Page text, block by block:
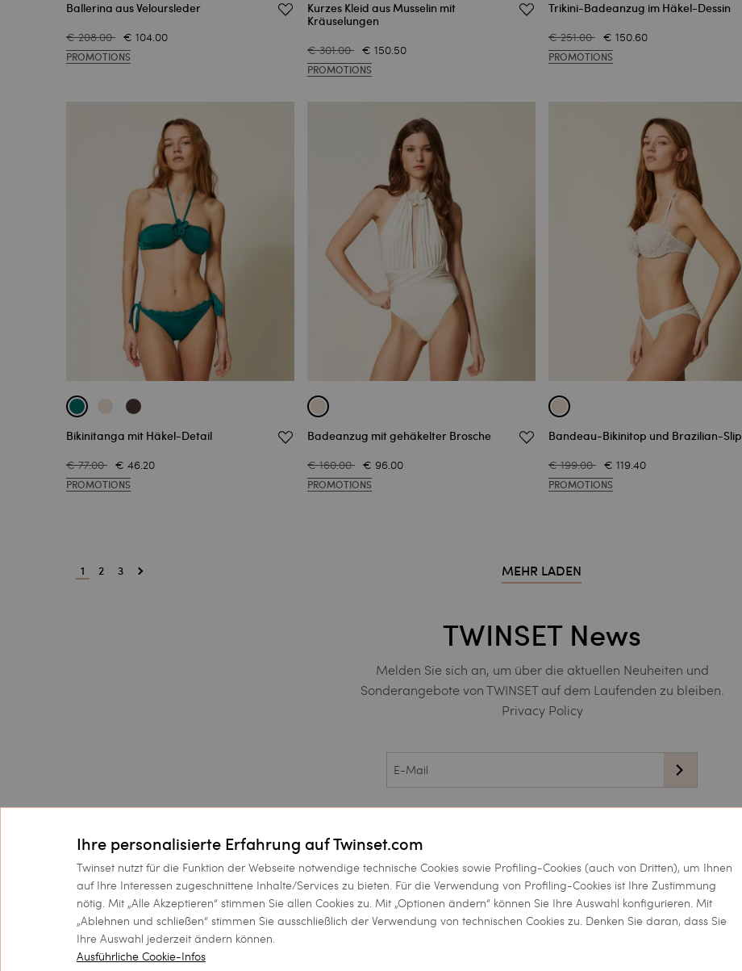
Ihre personalisierte Erfahrung auf Twinset.com
Twinset nutzt für die Funktion der Webseite notwendige technische Cookies sowie Profiling-Cookies (auch von Dritten), um Ihnen
auf Ihre Interessen zugeschnittene Inhalte/Services zu bieten. Für die Verwendung von Profiling-Cookies ist Ihre Zustimmung
nötig. Mit „Alle Akzeptieren“ stimmen Sie allen Cookies zu. Mit „Optionen ändern“ können Sie Ihre Auswahl konfigurieren. Mit
„Ablehnen und schließen“ stimmen Sie ausschließlich der Verwendung von technischen Cookies zu. Denken Sie daran, dass Sie
Ihre Auswahl jederzeit ändern können.
Ausführliche Cookie-Infos
Ballerina aus Veloursleder
€ 208.00 € 104.00
PROMOTIONS
Kurzes Kleid aus Musselin mit
Kräuselungen
€ 301.00 € 150.50
PROMOTIONS
Trikini-Badeanzug im Häkel-Dessin
€ 251.00 € 150.60
PROMOTIONS
Bikinitanga mit Häkel-Detail
€ 77.00 € 46.20
PROMOTIONS
Badeanzug mit gehäkelter Brosche
€ 160.00 € 96.00
PROMOTIONS
Bandeau-Bikinitop und Brazilian-Slip
€ 199.00 € 119.40
PROMOTIONS
1 2 3 MEHR LADEN
TWINSET News
Melden Sie sich an, um über die aktuellen Neuheiten und
Sonderangebote von TWINSET auf dem Laufenden zu bleiben.
Privacy Policy
Diese Webseite wird geschützt durch reCAPTCH, und
Kundenservice
FAQs